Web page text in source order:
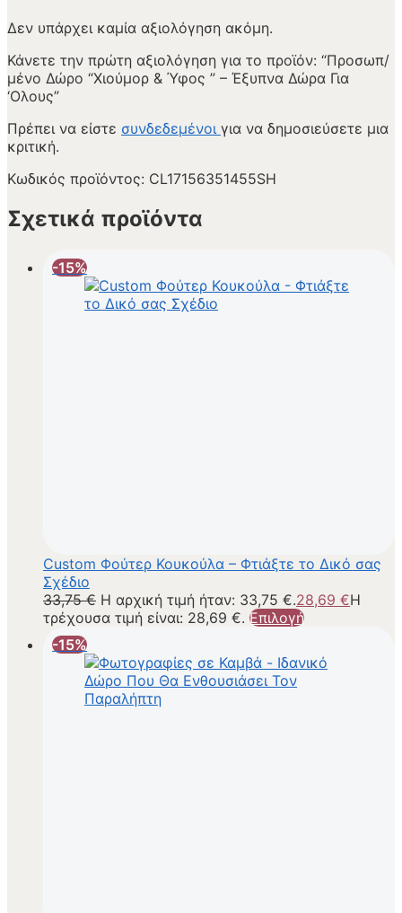
Δεν υπάρχει καμία αξιολόγηση ακόμη.
Κάνετε την πρώτη αξιολόγηση για το προϊόν: “Προσωπ/
μένο Δώρο “Χιούμορ & Ύφος ” – Έξυπνα Δώρα Για
‘Ολους”
Πρέπει να είστε συνδεδεμένοι για να δημοσιεύσετε μια
κριτική.
Κωδικός προϊόντος: CL17156351455SH
Σχετικά προϊόντα
-15%
Custom Φούτερ Κουκούλα – Φτιάξτε το Δικό σας
Σχέδιο
33,75€ Η αρχική τιμή ήταν: 33,75 €.28,69 €Η
τρέχουσα τιμή είναι: 28,69 €. Επιλογή
-15%